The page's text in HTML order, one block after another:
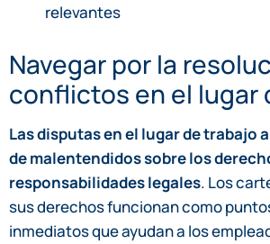
relevantes
Navegar por la
conflictos en el lugar
Las disputas en el lugar de trabajo
de malentendidos sobre los
responsabilidades legales. Los
sus derechos funcionan como
inmediatos que ayudan a los